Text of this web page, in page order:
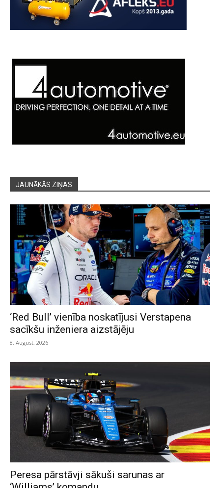
JAUNĀKĀS ZIŅAS
‘Red Bull’ vienība noskatījusi Verstapena
sacīkšu inženiera aizstājēju
8. August, 2026
Peresa pārstāvji sākuši sarunas ar